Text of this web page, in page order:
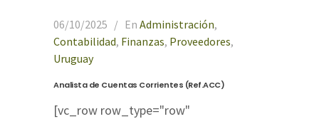
06/10/2025 En Administración,
Contabilidad, Finanzas, Proveedores,
Uruguay
Analista de Cuentas Corrientes (Ref.ACC)
[vc_row row_type="row"